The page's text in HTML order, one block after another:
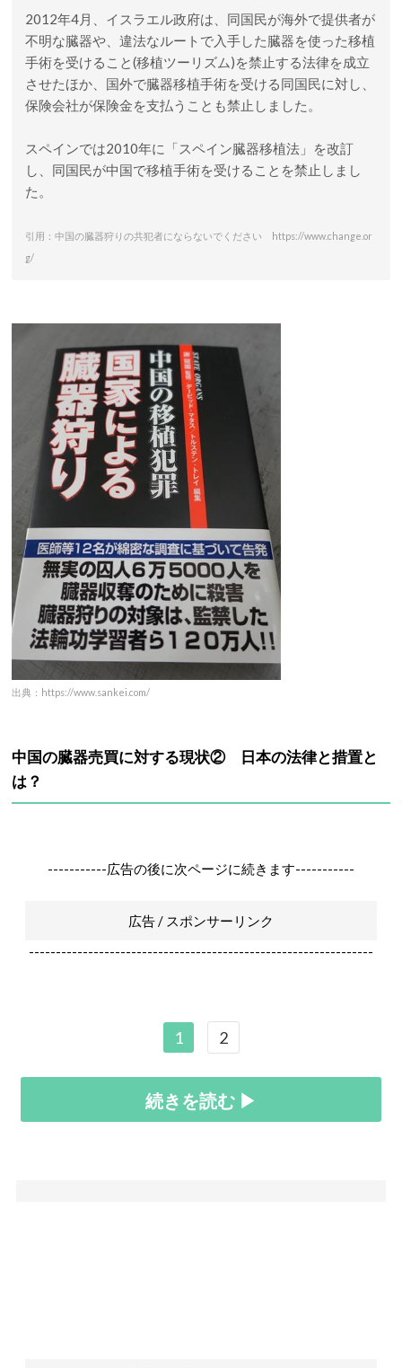
2012年4月、イスラエル政府は、同国民が海外で提供者が
不明な臓器や、違法なルートで入手した臓器を使った移植
手術を受けること(移植ツーリズム)を禁止する法律を成立
させたほか、国外で臓器移植手術を受ける同国民に対し、
保険会社が保険金を支払うことも禁止しました。
スペインでは2010年に「スペイン臓器移植法」を改訂
し、同国民が中国で移植手術を受けることを禁止しまし
た。
引用：中国の臓器狩りの共犯者にならないでください https://www.change.or
g/
出典：https://www.sankei.com/
中国の臓器売買に対する現状② 日本の法律と措置と
は？
-----------広告の後に次ページに続きます-----------
広告 / スポンサーリンク
----------------------------------------------------------------
1 2
続きを読む ▶